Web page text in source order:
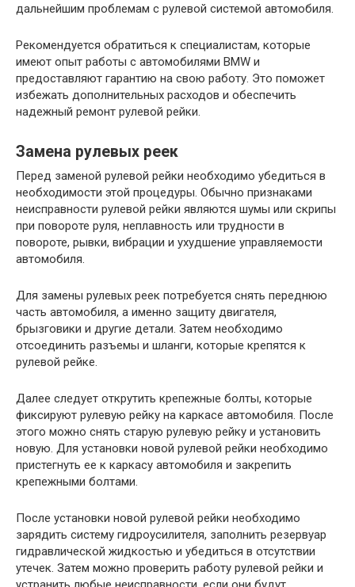
дальнейшим проблемам с рулевой системой автомобиля.
Рекомендуется обратиться к специалистам, которые
имеют опыт работы с автомобилями BMW и
предоставляют гарантию на свою работу. Это поможет
избежать дополнительных расходов и обеспечить
надежный ремонт рулевой рейки.
Замена рулевых реек
Перед заменой рулевой рейки необходимо убедиться в
необходимости этой процедуры. Обычно признаками
неисправности рулевой рейки являются шумы или скрипы
при повороте руля, неплавность или трудности в
повороте, рывки, вибрации и ухудшение управляемости
автомобиля.
Для замены рулевых реек потребуется снять переднюю
часть автомобиля, а именно защиту двигателя,
брызговики и другие детали. Затем необходимо
отсоединить разъемы и шланги, которые крепятся к
рулевой рейке.
Далее следует открутить крепежные болты, которые
фиксируют рулевую рейку на каркасе автомобиля. После
этого можно снять старую рулевую рейку и установить
новую. Для установки новой рулевой рейки необходимо
пристегнуть ее к каркасу автомобиля и закрепить
крепежными болтами.
После установки новой рулевой рейки необходимо
зарядить систему гидроусилителя, заполнить резервуар
гидравлической жидкостью и убедиться в отсутствии
утечек. Затем можно проверить работу рулевой рейки и